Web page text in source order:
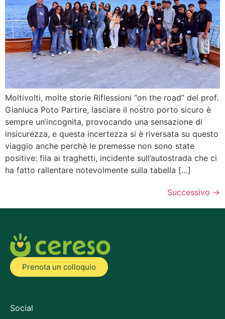
Moltivolti, molte storie Riflessioni “on the road” del prof.
Gianluca Poto Partire, lasciare il nostro porto sicuro è
sempre un’incognita, provocando una sensazione di
insicurezza, e questa incertezza si è riversata su questo
viaggio anche perchè le premesse non sono state
positive: fila ai traghetti, incidente sull’autostrada che ci
ha fatto rallentare notevolmente sulla tabella […]
Successivo →
Prenota un colloquio
Social